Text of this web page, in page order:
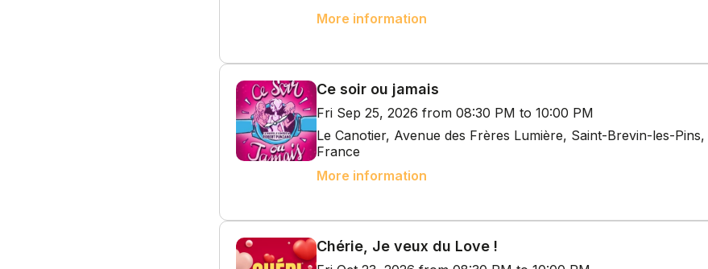
More information
Ce soir ou jamais
Fri Sep 25, 2026 from 08:30 PM to 10:00 PM
Le Canotier, Avenue des Frères Lumière, Saint-Brevin-les-Pins,
France
More information
Chérie, Je veux du Love !